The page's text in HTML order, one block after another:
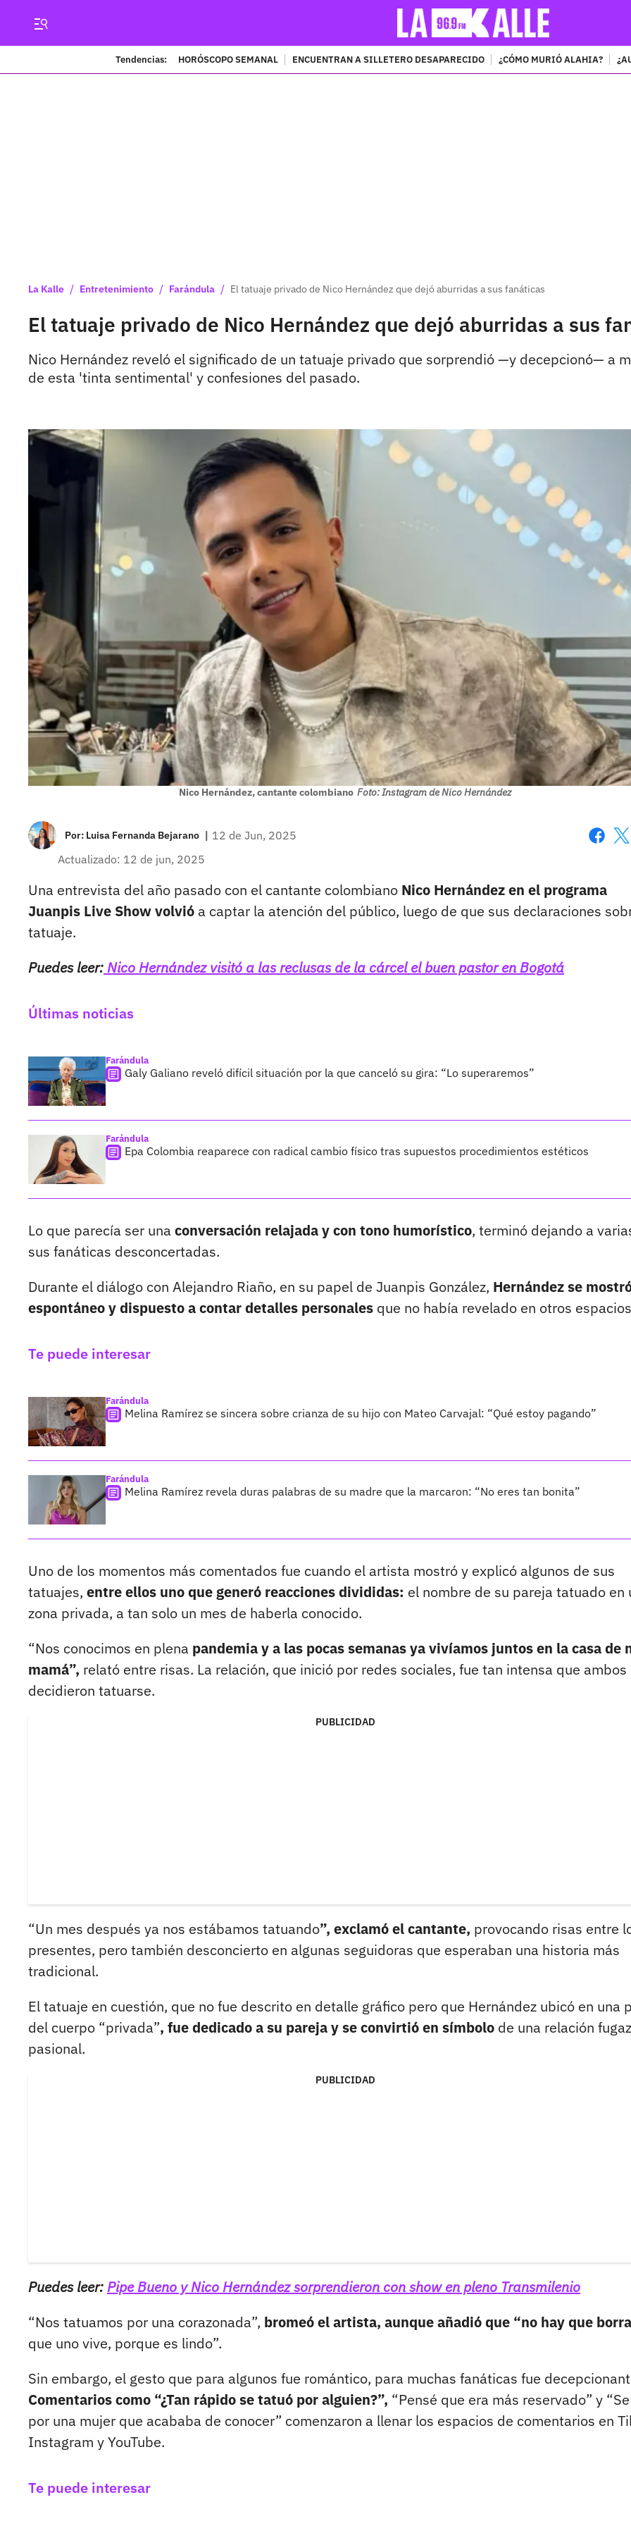
Tendencias: HORÓSCOPO SEMANAL ENCUENTRAN A SILLETERO DESAPARECIDO ¿CÓMO MURIÓ ALAHIA?
La Kalle / Entretenimiento / Farándula / El tatuaje privado de Nico Hernández que dejó aburridas a sus fanáticas
El tatuaje privado de Nico Hernández que dejó aburridas a sus
Nico Hernández reveló el significado de un tatuaje privado que sorprendió —y decepcionó— a
de esta 'tinta sentimental' y confesiones del pasado.
Nico Hernández, cantante colombiano Foto: Instagram de Nico Hernández
Por: Luisa Fernanda Bejarano | 12 de Jun, 2025
Actualizado: 12 de jun, 2025
Una entrevista del año pasado con el cantante colombiano Nico Hernández en el programa
Juanpis Live Show volvió a captar la atención del público, luego de que sus declaraciones
tatuaje.
Puedes leer:Nico Hernández visitó a las reclusas de la cárcel el buen pastor en Bogotá
Últimas noticias
Farándula
Galy Galiano reveló difícil situación por la que canceló su gira: “Lo superaremos”
Farándula
Epa Colombia reaparece con radical cambio físico tras supuestos procedimientos estéticos
Lo que parecía ser una conversación relajada y con tono humorístico, terminó dejando a
sus fanáticas desconcertadas.
Durante el diálogo con Alejandro Riaño, en su papel de Juanpis González, Hernández se
espontáneo y dispuesto a contar detalles personales que no había revelado en otros
Te puede interesar
Farándula
Melina Ramírez se sincera sobre crianza de su hijo con Mateo Carvajal: “Qué estoy pagando”
Farándula
Melina Ramírez revela duras palabras de su madre que la marcaron: “No eres tan bonita”
Uno de los momentos más comentados fue cuando el artista mostró y explicó algunos de sus
tatuajes, entre ellos uno que generó reacciones divididas: el nombre de su pareja tatuado en
zona privada, a tan solo un mes de haberla conocido.
“Nos conocimos en plena pandemia y a las pocas semanas ya vivíamos juntos en la casa de
mamá”, relató entre risas. La relación, que inició por redes sociales, fue tan intensa que ambos
decidieron tatuarse.
PUBLICIDAD
“Un mes después ya nos estábamos tatuando”, exclamó el cantante, provocando risas entre
presentes, pero también desconcierto en algunas seguidoras que esperaban una historia más
tradicional.
El tatuaje en cuestión, que no fue descrito en detalle gráfico pero que Hernández ubicó en una
del cuerpo “privada”, fue dedicado a su pareja y se convirtió en símbolo de una relación
pasional.
PUBLICIDAD
Puedes leer:Pipe Bueno y Nico Hernández sorprendieron con show en pleno Transmilenio
“Nos tatuamos por una corazonada”, bromeó el artista, aunque añadió que “no hay que
que uno vive, porque es lindo”.
Sin embargo, el gesto que para algunos fue romántico, para muchas fanáticas fue
Comentarios como “¿Tan rápido se tatuó por alguien?”, “Pensé que era más reservado” y
por una mujer que acababa de conocer” comenzaron a llenar los espacios de comentarios en
Instagram y YouTube.
Te puede interesar